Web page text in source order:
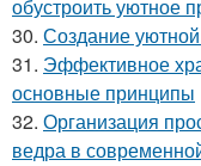
обустроить уютное
30. Создание
31. Эффективное
основные принципы
32. Организация
ведра в